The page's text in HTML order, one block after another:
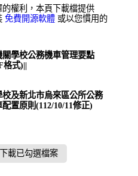
權利，本頁下載檔提供
免費開源軟體 或以您慣用的
學校公務機車管理要點
格式)||
及新北市烏來區公所公務
置原則(112/10/11修正)
下載已勾選檔案